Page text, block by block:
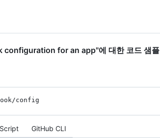
configuration for an app"에 대한 코드 샘플
config
GitHub CLI